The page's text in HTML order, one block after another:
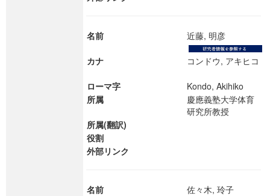
名前 近藤, 明彦
カナ コンドウ, アキヒコ
ローマ字
Kondo, Akihiko
所属
慶應義塾大学体育
研究所教授
所属(翻訳)
役割
外部リンク
名前 佐々木, 玲子